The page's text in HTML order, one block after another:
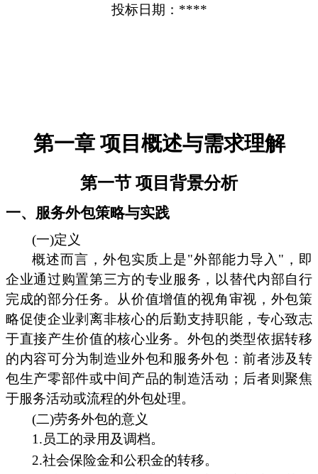
投标日期：****
第一章 项目概述与需求理解
第一节 项目背景分析
一、服务外包策略与实践
(一)定义
概述而言，外包实质上是"外部能力导入"，即
企业通过购置第三方的专业服务，以替代内部自行
完成的部分任务。从价值增值的视角审视，外包策
略促使企业剥离非核心的后勤支持职能，专心致志
于直接产生价值的核心业务。外包的类型依据转移
的内容可分为制造业外包和服务外包：前者涉及转
包生产零部件或中间产品的制造活动；后者则聚焦
于服务活动或流程的外包处理。
(二)劳务外包的意义
1.员工的录用及调档。
2.社会保险金和公积金的转移。